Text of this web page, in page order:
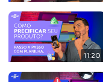
11:20